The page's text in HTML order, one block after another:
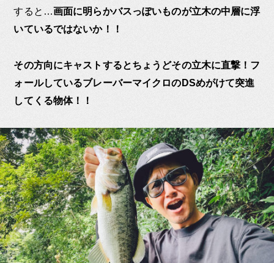
すると…画面に明らかバスっぽいものが立木の中層に浮
いているではないか！！
その方向にキャストするとちょうどその立木に直撃！フ
ォールしているブレーバーマイクロのDSめがけて突進
してくる物体！！